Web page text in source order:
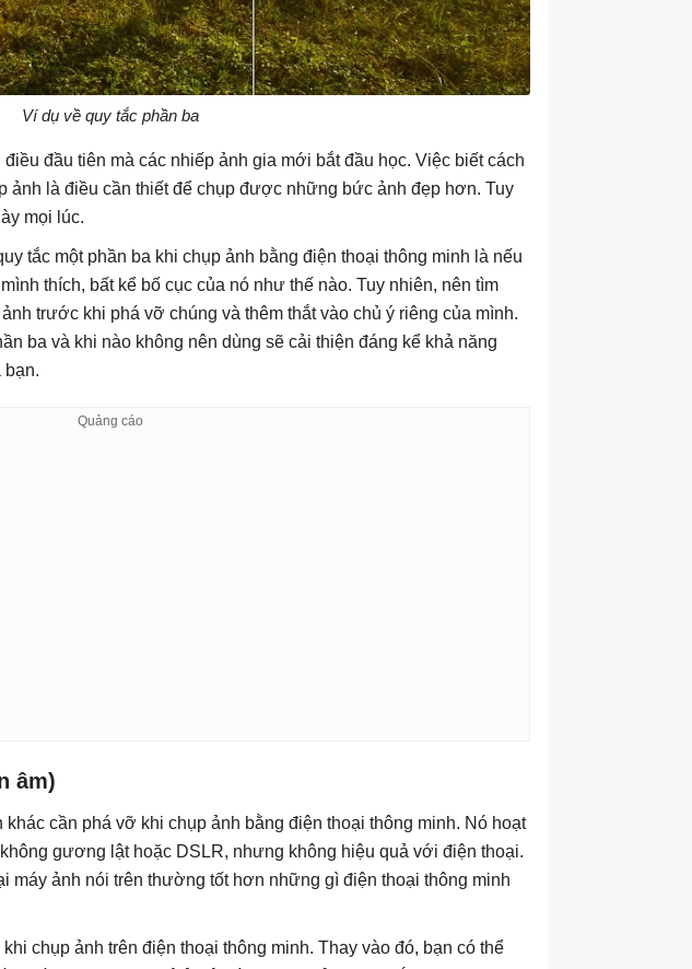
Ví dụ về quy tắc phần ba
điều đầu tiên mà các nhiếp ảnh gia mới bắt đầu học. Việc biết cách
ảnh là điều cần thiết để chụp được những bức ảnh đẹp hơn. Tuy
mọi lúc.
tắc một phần ba khi chụp ảnh bằng điện thoại thông minh là nếu
thích, bất kể bố cục của nó như thế nào. Tuy nhiên, nên tìm
trước khi phá vỡ chúng và thêm thắt vào chủ ý ​​riêng của mình.
ba và khi nào không nên dùng sẽ cải thiện đáng kể khả năng
bạn.
âm)
cần phá vỡ khi chụp ảnh bằng điện thoại thông minh. Nó hoạt
gương lật hoặc DSLR, nhưng không hiệu quả với điện thoại.
máy ảnh nói trên thường tốt hơn những gì điện thoại thông minh
chụp ảnh trên điện thoại thông minh. Thay vào đó, bạn có thể